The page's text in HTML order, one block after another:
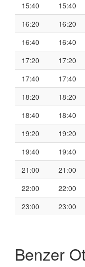
15:40
15:40
16:20
16:20
16:40
16:40
17:20
17:20
17:40
17:40
18:20
18:20
18:40
18:40
19:20
19:20
19:40
19:40
21:00
21:00
22:00
22:00
23:00
23:00
Benzer